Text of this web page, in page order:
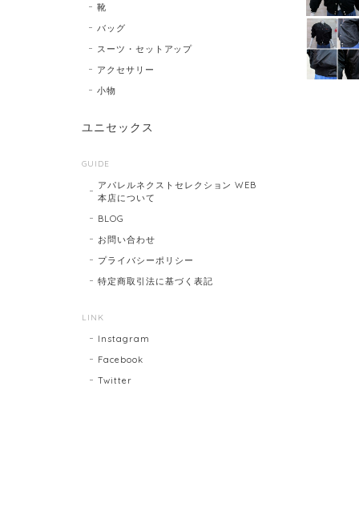
靴
バッグ
スーツ・セットアップ
アクセサリー
小物
ユニセックス
GUIDE
アパレルネクストセレクション WEB
本店について
BLOG
お問い合わせ
プライバシーポリシー
特定商取引法に基づく表記
LINK
Instagram
Facebook
Twitter